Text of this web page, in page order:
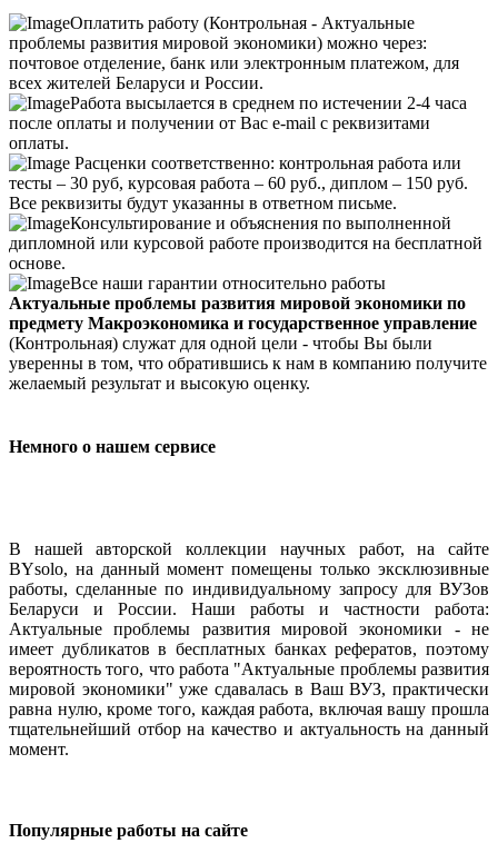
Оплатить работу (Контрольная - Актуальные
проблемы развития мировой экономики) можно через:
почтовое отделение, банк или электронным платежом, для
всех жителей Беларуси и России.
Работа высылается в среднем по истечении 2-4 часа
после оплаты и получении от Вас e-mail с реквизитами
оплаты.
Расценки соответственно: контрольная работа или
тесты – 30 руб, курсовая работа – 60 руб., диплом – 150 руб.
Все реквизиты будут указанны в ответном письме.
Консультирование и объяснения по выполненной
дипломной или курсовой работе производится на бесплатной
основе.
Все наши гарантии относительно работы
Актуальные проблемы развития мировой экономики по
предмету Макроэкономика и государственное управление
(Контрольная) служат для одной цели - чтобы Вы были
уверенны в том, что обратившись к нам в компанию получите
желаемый результат и высокую оценку.
Немного о нашем сервисе
В нашей авторской коллекции научных работ, на сайте
BYsolo, на данный момент помещены только эксклюзивные
работы, сделанные по индивидуальному запросу для ВУЗов
Беларуси и России. Наши работы и частности работа:
Актуальные проблемы развития мировой экономики - не
имеет дубликатов в бесплатных банках рефератов, поэтому
вероятность того, что работа "Актуальные проблемы развития
мировой экономики" уже сдавалась в Ваш ВУЗ, практически
равна нулю, кроме того, каждая работа, включая вашу прошла
тщательнейший отбор на качество и актуальность на данный
момент.
Популярные работы на сайте